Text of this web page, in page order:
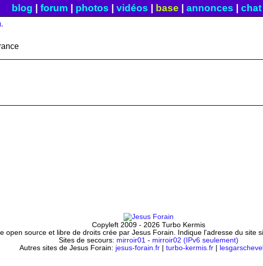
blog forum photos vidéos base annonces chat|
Copyleft 2009 - 2026 Turbo Kermis
open source et libre de droits crée par Jesus Forain. Indique l'adresse du site
Sites de secours: mirroir01 - mirroir02 (IPv6 seulement)
Autres sites de Jesus Forain: jesus-forain.fr| turbo-kermis.fr|